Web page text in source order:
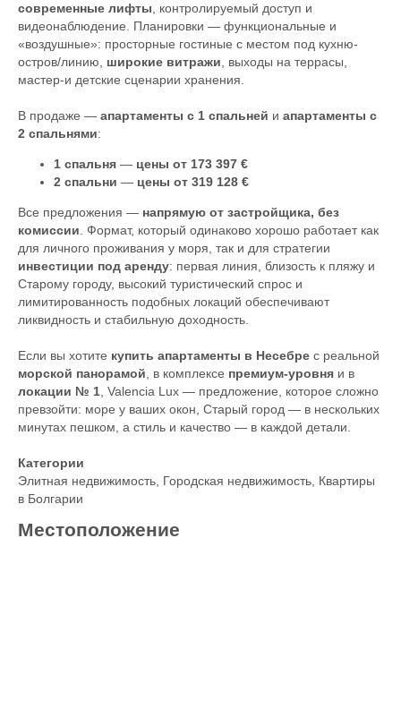
современные лифты, контролируемый доступ и
видеонаблюдение. Планировки — функциональные и
«воздушные»: просторные гостиные с местом под кухню-
остров/линию, широкие витражи, выходы на террасы,
мастер-и детские сценарии хранения.
В продаже — апартаменты с 1 спальней и апартаменты с
2 спальнями:
1 спальня — цены от 173 397 €
2 спальни — цены от 319 128 €
Все предложения — напрямую от застройщика, без
комиссии. Формат, который одинаково хорошо работает как
для личного проживания у моря, так и для стратегии
инвестиции под аренду: первая линия, близость к пляжу и
Старому городу, высокий туристический спрос и
лимитированность подобных локаций обеспечивают
ликвидность и стабильную доходность.
Если вы хотите купить апартаменты в Несебре с реальной
морской панорамой, в комплексе премиум-уровня и в
локации № 1, Valencia Lux — предложение, которое сложно
превзойти: море у ваших окон, Старый город — в нескольких
минутах пешком, а стиль и качество — в каждой детали.
Категории
Элитная недвижимость, Городская недвижимость, Квартиры
в Болгарии
Местоположение